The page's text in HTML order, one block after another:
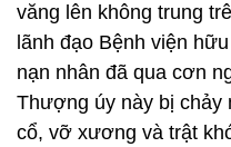
văng lên không trung
lãnh đạo Bệnh viện
nạn nhân đã qua cơn
Thượng úy này bị chảy
cổ, vỡ xương và trật